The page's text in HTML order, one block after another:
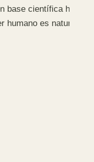
base científica hasta
humano es